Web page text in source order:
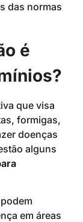
das normas
é
que visa
formigas,
doenças
alguns
em áreas